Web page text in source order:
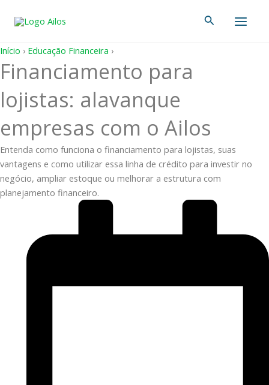
para
conteúdo
Pesquisar
Início › Educação Financeira ›
Financiamento para
lojistas: alavanque
empresas com o Ailos
Entenda como funciona o financiamento para lojistas, suas
vantagens e como utilizar essa linha de crédito para investir no
negócio, ampliar estoque ou melhorar a estrutura com
planejamento financeiro.